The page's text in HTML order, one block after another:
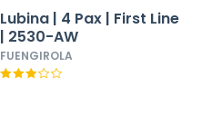
Lubina | 4 Pax | First Line
| 2530-AW
FUENGIROLA